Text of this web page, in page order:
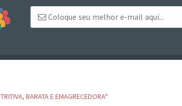
BARATA E EMAGRECEDORA*